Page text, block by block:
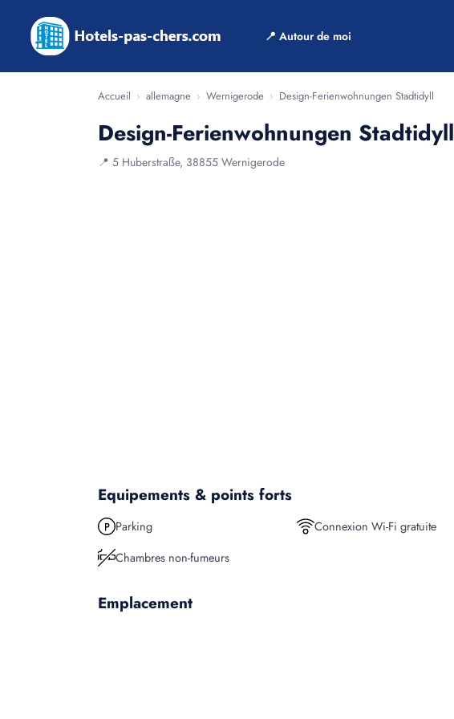
📍 Autour de moi
Accueil › allemagne › Wernigerode › Design-Ferienwohnungen Stadtidyll
Design-Ferienwohnungen Stadtidyll
📍 5 Huberstraße, 38855 Wernigerode
Equipements & points forts
Parking Connexion Wi-Fi gratuite
Chambres non-fumeurs
Emplacement